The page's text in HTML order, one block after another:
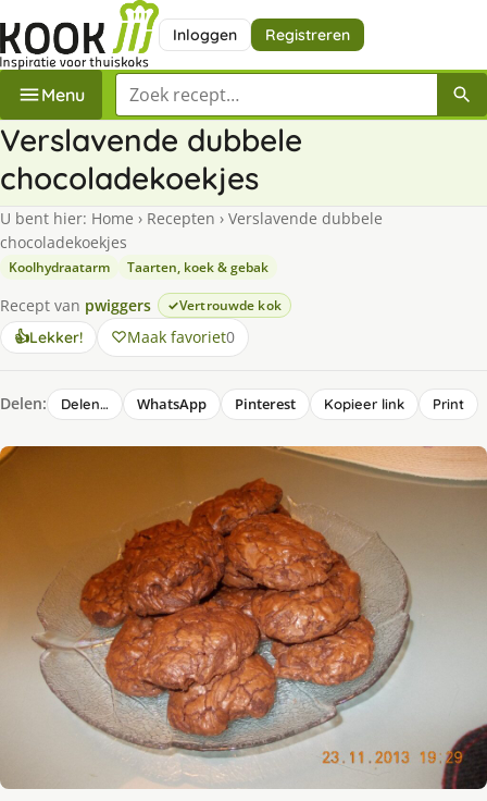
Inloggen Registreren
Menu Zoek een recept
Verslavende dubbele
chocoladekoekjes
U bent hier: Home › Recepten › Verslavende dubbele
chocoladekoekjes
Koolhydraatarm Taarten, koek & gebak
Recept van pwiggers Vertrouwde kok
👍Lekker! Maak favoriet0
Delen: Delen… WhatsApp Pinterest Kopieer link Print